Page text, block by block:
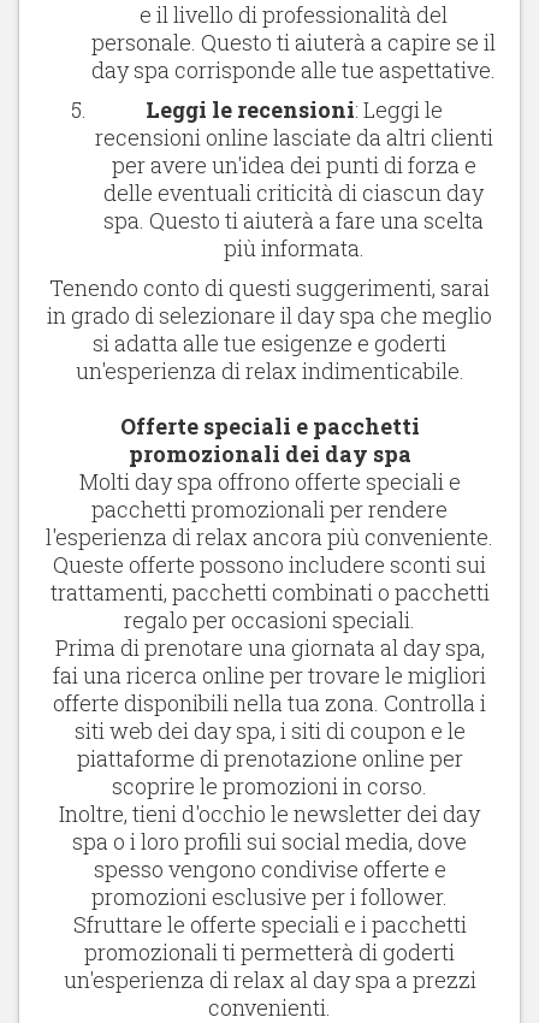
e il livello di professionalità del
personale. Questo ti aiuterà a capire se il
day spa corrisponde alle tue aspettative.
Leggi le recensioni: Leggi le
recensioni online lasciate da altri clienti
per avere un'idea dei punti di forza e
delle eventuali criticità di ciascun day
spa. Questo ti aiuterà a fare una scelta
più informata.
Tenendo conto di questi suggerimenti, sarai
in grado di selezionare il day spa che meglio
si adatta alle tue esigenze e goderti
un'esperienza di relax indimenticabile.
Offerte speciali e pacchetti
promozionali dei day spa
Molti day spa offrono offerte speciali e
pacchetti promozionali per rendere
l'esperienza di relax ancora più conveniente.
Queste offerte possono includere sconti sui
trattamenti, pacchetti combinati o pacchetti
regalo per occasioni speciali.
Prima di prenotare una giornata al day spa,
fai una ricerca online per trovare le migliori
offerte disponibili nella tua zona. Controlla i
siti web dei day spa, i siti di coupon e le
piattaforme di prenotazione online per
scoprire le promozioni in corso.
Inoltre, tieni d'occhio le newsletter dei day
spa o i loro profili sui social media, dove
spesso vengono condivise offerte e
promozioni esclusive per i follower.
Sfruttare le offerte speciali e i pacchetti
promozionali ti permetterà di goderti
un'esperienza di relax al day spa a prezzi
convenienti.